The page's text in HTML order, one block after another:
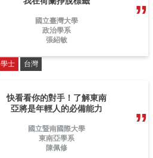
國立臺灣大學
政治學系
張紹敏
學士 台灣
快看看你的對手！了解東南
亞將是年輕人的必備能力
國立暨南國際大學
東南亞學系
陳佩修